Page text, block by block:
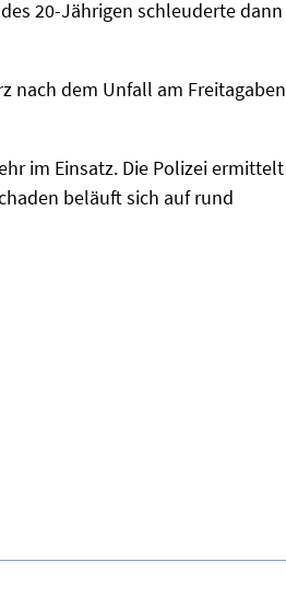
20-Jährigen schleuderte dann
nach dem Unfall am
im Einsatz. Die Polizei ermittelt
beläuft sich auf rund